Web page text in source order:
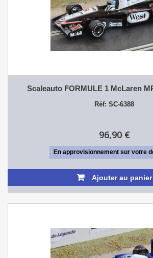
Scaleauto FORMULE 1 McLaren
Réf: SC-6388
96,90 €
En approvisionnement sur votre
Ajouter au panier